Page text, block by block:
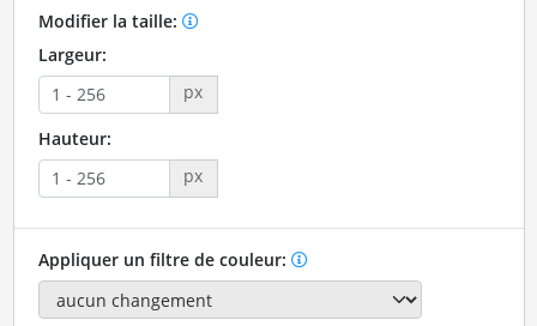
Modifier la taille:
Largeur:
px
Hauteur:
px
Appliquer un filtre de couleur: